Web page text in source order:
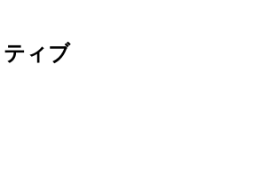
ィブ